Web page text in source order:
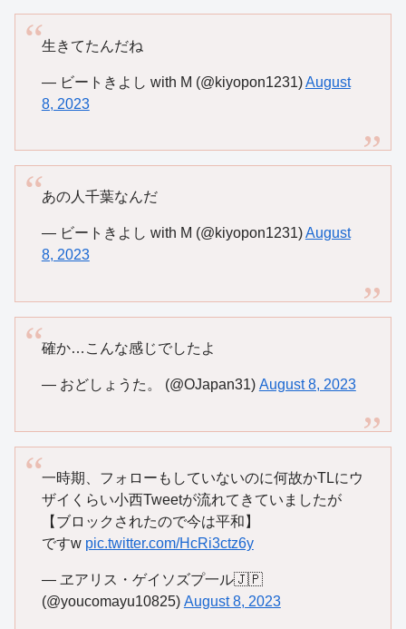
生きてたんだね
— ビートきよし with M (@kiyopon1231)August
8, 2023
あの人千葉なんだ
— ビートきよし with M (@kiyopon1231)August
8, 2023
確か…こんな感じでしたよ
— おどしょうた。 (@OJapan31) August 8, 2023
一時期、フォローもしていないのに何故かTLにウ
ザイくらい小西Tweetが流れてきていましたが
【ブロックされたので今は平和】
ですw pic.twitter.com/HcRi3ctz6y
— ヱアリス・ゲイソズプ一ル🇯🇵
(@youcomayu10825) August 8, 2023